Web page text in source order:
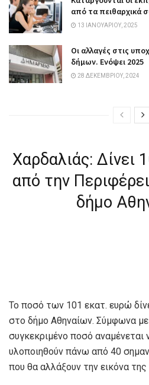
από τα πειθαρχικά
13 ΙΑΝΟΥΑΡΊΟΥ, 2025
Οι αλλαγές στις
δήμων. Ενόψει 2025
28 ΔΕΚΕΜΒΡΊΟΥ, 2024
Χαρδαλιάς: Δίνει
από την
δήμο
Το ποσό των 101 εκατ. ευρώ
στο δήμο Αθηναίων. Σύμφωνα
συγκεκριμένο ποσό αναμένεται
υλοποιηθούν πάνω από 40
που θα αλλάξουν την εικόνα